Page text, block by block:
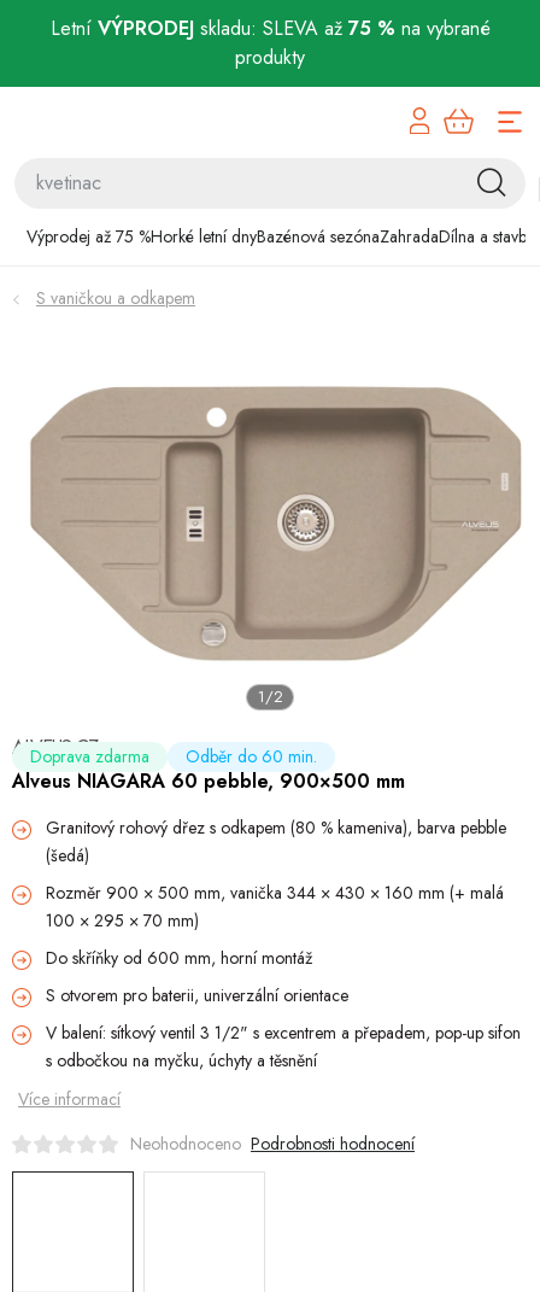
Letní VÝPRODEJskladu: SLEVA až 75 % na vybrané
produkty
Výprodej až 75 %Horké letní dnyBazénová sezónaZahradaDílna a stavba
Bazénová sezóna
Zahrada
Chovatelské potřeby
Dětské zboží a hračky
Akční ceny
Půjčovna
Obchodní podmínky pro podnikatele
Způsob doručení a platby
S vaničkou a odkapem
ALVEUS CZ
Alveus NIAGARA 60 pebble, 900×500 mm
Granitový rohový dřez s odkapem (80 % kameniva), barva pebble
(šedá)
Rozměr 900 × 500 mm, vanička 344 × 430 × 160 mm (+ malá
100 × 295 × 70 mm)
Do skříňky od 600 mm, horní montáž
S otvorem pro baterii, univerzální orientace
V balení: sítkový ventil 3 1/2" s excentrem a přepadem, pop-up sifon
s odbočkou na myčku, úchyty a těsnění
Více informací
Doprava zdarma Odběr do 60 min.
Neohodnoceno Podrobnosti hodnocení
1/2